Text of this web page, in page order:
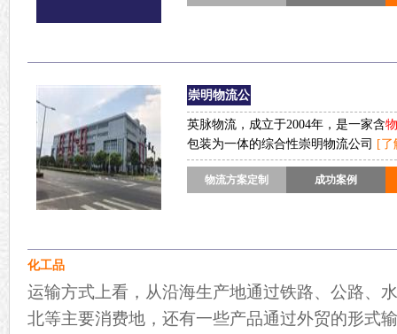
崇明物流公
司
英脉物流，成立于2004年，是一家含
包装为一体的综合性崇明物流公司
[了
物流方案定制 成功案例
化工品
运输方式上看，从沿海生产地通过铁路、公路、
北等主要消费地，还有一些产品通过外贸的形式